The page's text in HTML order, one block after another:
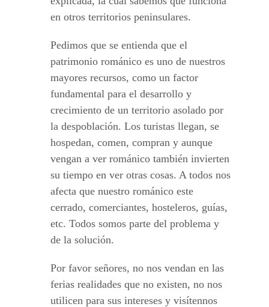
en otros territorios peninsulares.
Pedimos que se entienda que el
patrimonio románico es uno de nuestros
mayores recursos, como un factor
fundamental para el desarrollo y
crecimiento de un territorio asolado por
la despoblación. Los turistas llegan, se
hospedan, comen, compran y aunque
vengan a ver románico también invierten
su tiempo en ver otras cosas. A todos nos
afecta que nuestro románico este
cerrado, comerciantes, hosteleros, guías,
etc. Todos somos parte del problema y
de la solución.
Por favor señores, no nos vendan en las
ferias realidades que no existen, no nos
utilicen para sus intereses y visítennos